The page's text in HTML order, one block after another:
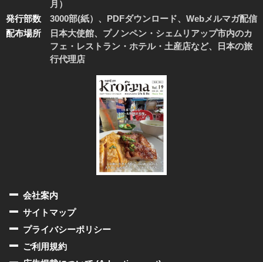
月）
発行部数
3000部(紙）、PDFダウンロード、Webメルマガ配信
配布場所
日本大使館、プノンペン・シェムリアップ市内のカ
フェ・レストラン・ホテル・土産店など、日本の旅
行代理店
会社案内
サイトマップ
プライバシーポリシー
ご利用規約